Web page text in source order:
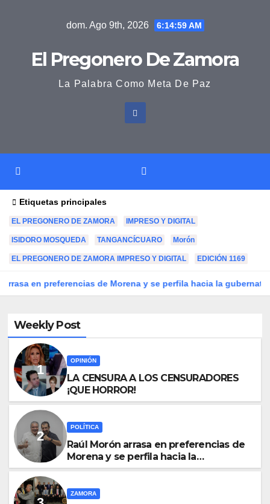
dom. Ago 9th, 2026 6:14:59 AM
El Pregonero De Zamora
La Palabra Como Meta De Paz
Etiquetas principales
EL PREGONERO DE ZAMORA IMPRESO Y DIGITAL
ISIDORO MOSQUEDA TANGANCÍCUARO Morón
EL PREGONERO DE ZAMORA IMPRESO Y DIGITAL EDICIÓN 1169
de Morena y se perfila hacia la gubernatura de
Weekly Post
OPINIÓN
LA CENSURA A LOS CENSURADORES
¡QUE HORROR!
POLÍTICA
Raúl Morón arrasa en preferencias de
Morena y se perfila hacia la
gubernatura de Michoacán en 2027
ZAMORA